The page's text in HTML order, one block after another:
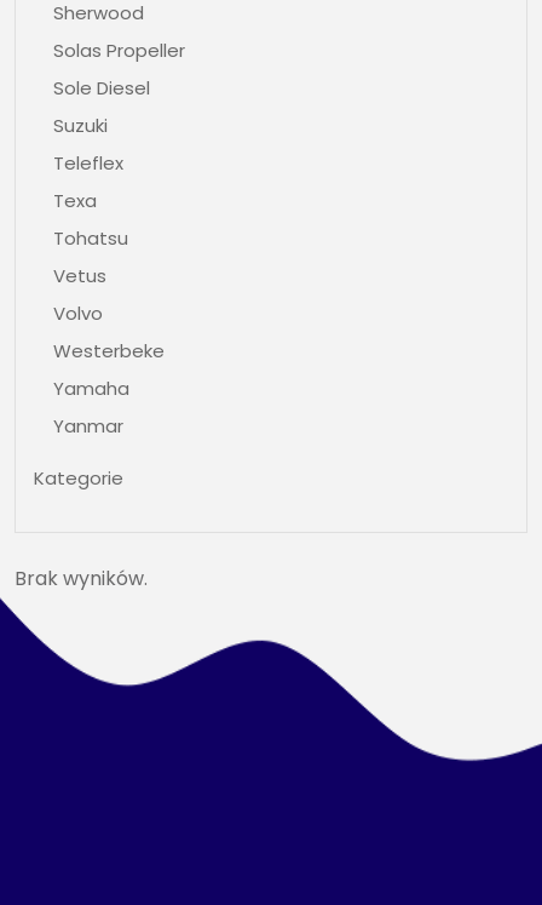
Sherwood
Solas Propeller
Sole Diesel
Suzuki
Teleflex
Texa
Tohatsu
Vetus
Volvo
Westerbeke
Yamaha
Yanmar
Kategorie
Brak wyników.